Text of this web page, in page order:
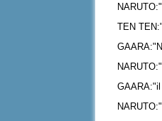
TEN